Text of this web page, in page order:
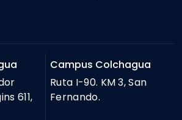
611,
Campus Colchagua
Ruta I-90. KM 3, San
Fernando.